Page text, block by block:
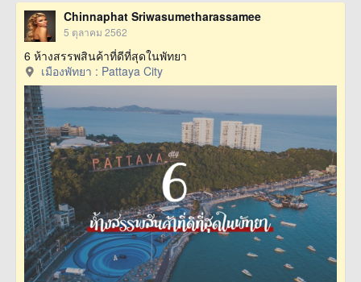
Chinnaphat Sriwasumetharassamee
5 ตุลาคม 2562
6 ห้างสรรพสินค้าที่ดีที่สุดในพัทยา
เมืองพัทยา : Pattaya City